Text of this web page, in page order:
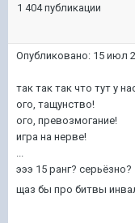
1 404 публикации
Опубликовано: 15 июл
так так так что тут у
ого, тащунство!
ого, превозмогание!
игра на нерве!
эээ 15 ранг? серьёзно?
щаз бы про битвы